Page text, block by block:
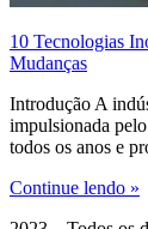
10 Tecnologias
Mudanças
Introdução A
impulsionada
todos os anos e
Continue lendo »